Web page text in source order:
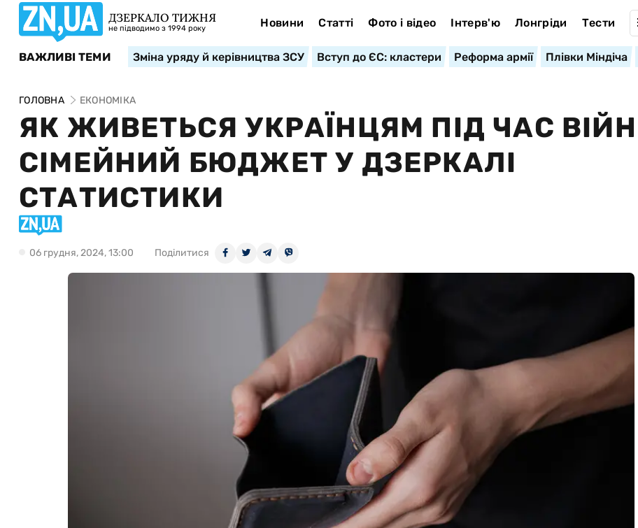
ДЗЕРКАЛО ТИЖНЯ
не підводимо з 1994 року Новини Статті Фото і відео Інтерв'ю Лонгріди Тести
ВАЖЛИВІ ТЕМИ Зміна уряду й керівництва ЗСУ Вступ до ЄС: кластери Реформа армії Плівки Міндіча
ГОЛОВНА ЕКОНОМІКА
ЯК ЖИВЕТЬСЯ УКРАЇНЦЯМ ПІД ЧАС
СІМЕЙНИЙ БЮДЖЕТ У ДЗЕРКАЛІ
СТАТИСТИКИ
06 грудня, 2024, 13:00 Поділитися